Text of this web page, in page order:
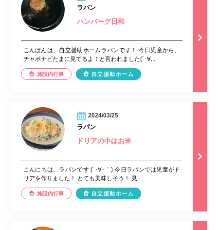
ラパン
ハンバーグ日和
こんばんは、自立援助ホームラパンです！ 今日児童から、
チャボナビたまに見てるよ！と言われました(´･∀...
施設内行事 自立援助ホーム
2024/03/25
ラパン
ドリアの中はお米
こんにちは、ラパンです (´･∀･｀) 今日ラパンでは児童がド
リアを作りました！ とても美味しそう！ 見...
施設内行事 自立援助ホーム